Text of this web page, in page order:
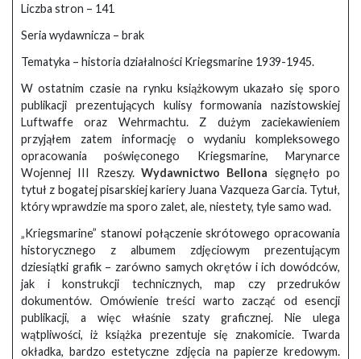
Liczba stron – 141
Seria wydawnicza – brak
Tematyka – historia działalności Kriegsmarine 1939-1945.
W ostatnim czasie na rynku książkowym ukazało się sporo
publikacji prezentujących kulisy formowania nazistowskiej
Luftwaffe oraz Wehrmachtu. Z dużym zaciekawieniem
przyjąłem zatem informację o wydaniu kompleksowego
opracowania poświęconego Kriegsmarine, Marynarce
Wojennej III Rzeszy. Wydawnictwo Bellona sięgnęło po
tytuł z bogatej pisarskiej kariery Juana Vazqueza Garcia. Tytuł,
który wprawdzie ma sporo zalet, ale, niestety, tyle samo wad.
„Kriegsmarine” stanowi połączenie skrótowego opracowania
historycznego z albumem zdjęciowym prezentującym
dziesiątki grafik – zarówno samych okrętów i ich dowódców,
jak i konstrukcji technicznych, map czy przedruków
dokumentów. Omówienie treści warto zacząć od esencji
publikacji, a więc właśnie szaty graficznej. Nie ulega
wątpliwości, iż książka prezentuje się znakomicie. Twarda
okładka, bardzo estetyczne zdjęcia na papierze kredowym.